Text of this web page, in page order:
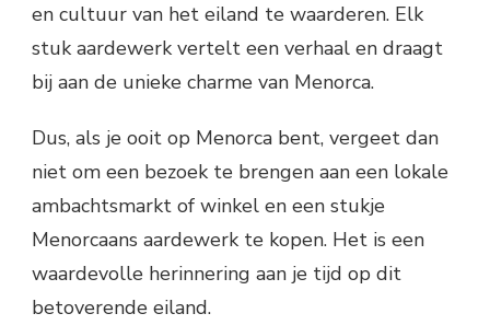
en cultuur van het eiland te waarderen. Elk
stuk aardewerk vertelt een verhaal en draagt
bij aan de unieke charme van Menorca.
Dus, als je ooit op Menorca bent, vergeet dan
niet om een bezoek te brengen aan een lokale
ambachtsmarkt of winkel en een stukje
Menorcaans aardewerk te kopen. Het is een
waardevolle herinnering aan je tijd op dit
betoverende eiland.